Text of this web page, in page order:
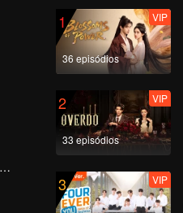
1
36 episódios
VIP
2
33 episódios
VIP
3 VIP